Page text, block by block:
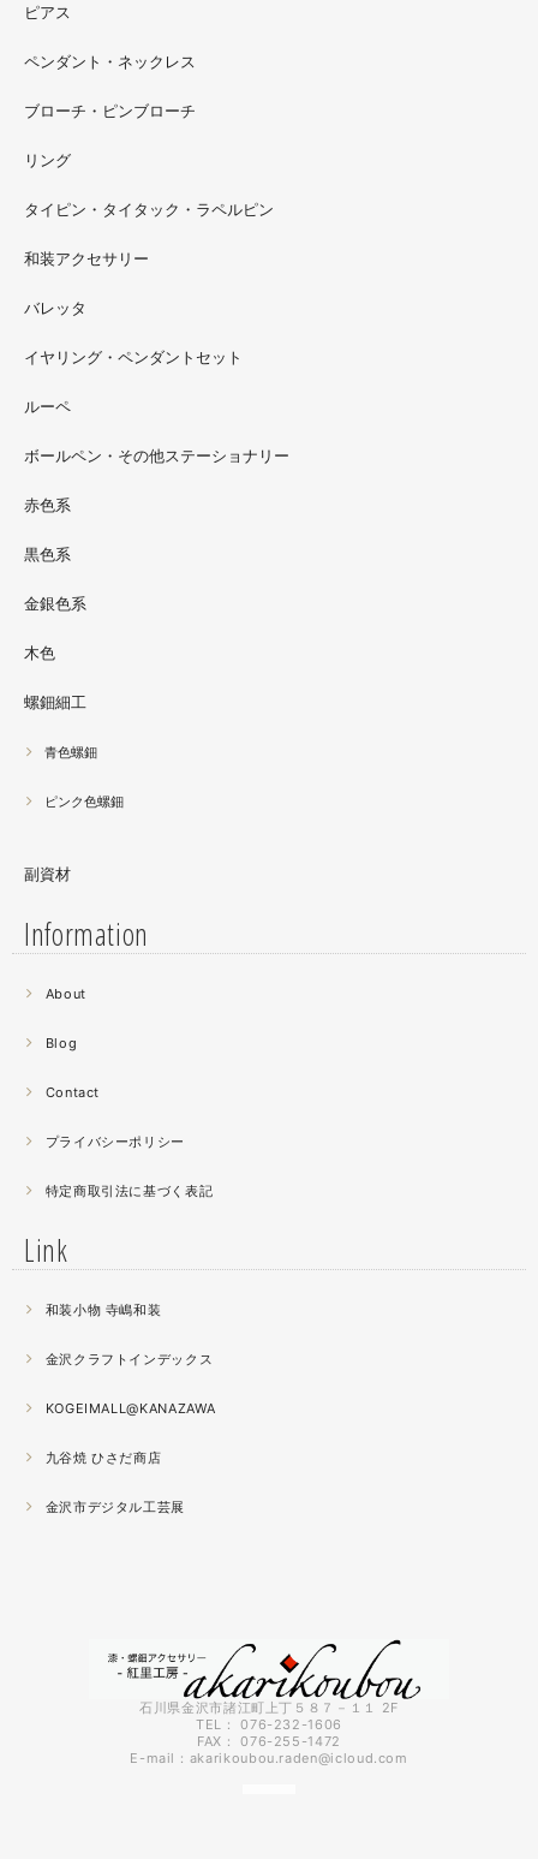
ただ今 東武百貨店船橋店に出展中です。9月20日まで4階
イベントスペースにいます。お近くの方はぜひお越しくだ
螺鈿ソフビでお世話になっているT-BASE銀座ギャラリー
シリーズ』紅里工房螺鈿装飾も展示されています。アクセ
サリーとはまた違った美しさがあると思うのでぜひご覧く
螺鈿細工の工程。青みの強い鮑貝を使ってステンドグラス
曲面に螺鈿するためには貝も小さなカケラを使う必要が...
昔作った２０００ピースのジグソーパズルを思い出す。ひ
薔薇のブローチ木地制作中。
薄く作らねば。。。パキッとやってしまったときの悲しさ
秋の催事シーズンに向けてまた木地を作り始めました。
2021.04
いの桜が満開になりました。
で石川県地場産業振興センター本館１階にて開催です。石
川県内で活動する５０歳未満の作り手６０人による展示会
ピアス
ペンダント・ネックレス
ブローチ・ピンブローチ
リング
タイピン・タイタック・ラペルピン
和装アクセサリー
バレッタ
イヤリング・ペンダントセット
ルーペ
ボールペン・その他ステーショナリー
赤色系
黒色系
金銀色系
木色
螺鈿細工
青色螺鈿
ピンク色螺鈿
副資材
Information
About
Blog
Contact
プライバシーポリシー
特定商取引法に基づく表記
Link
和装小物 寺嶋和装
金沢クラフトインデックス
KOGEIMALL@KANAZAWA
九谷焼 ひさだ商店
金沢市デジタル工芸展
石川県金沢市諸江町上丁５８７－１１ 2F
TEL： 076-232-1606
FAX： 076-255-1472
E-mail： akarikoubou.raden@icloud.com